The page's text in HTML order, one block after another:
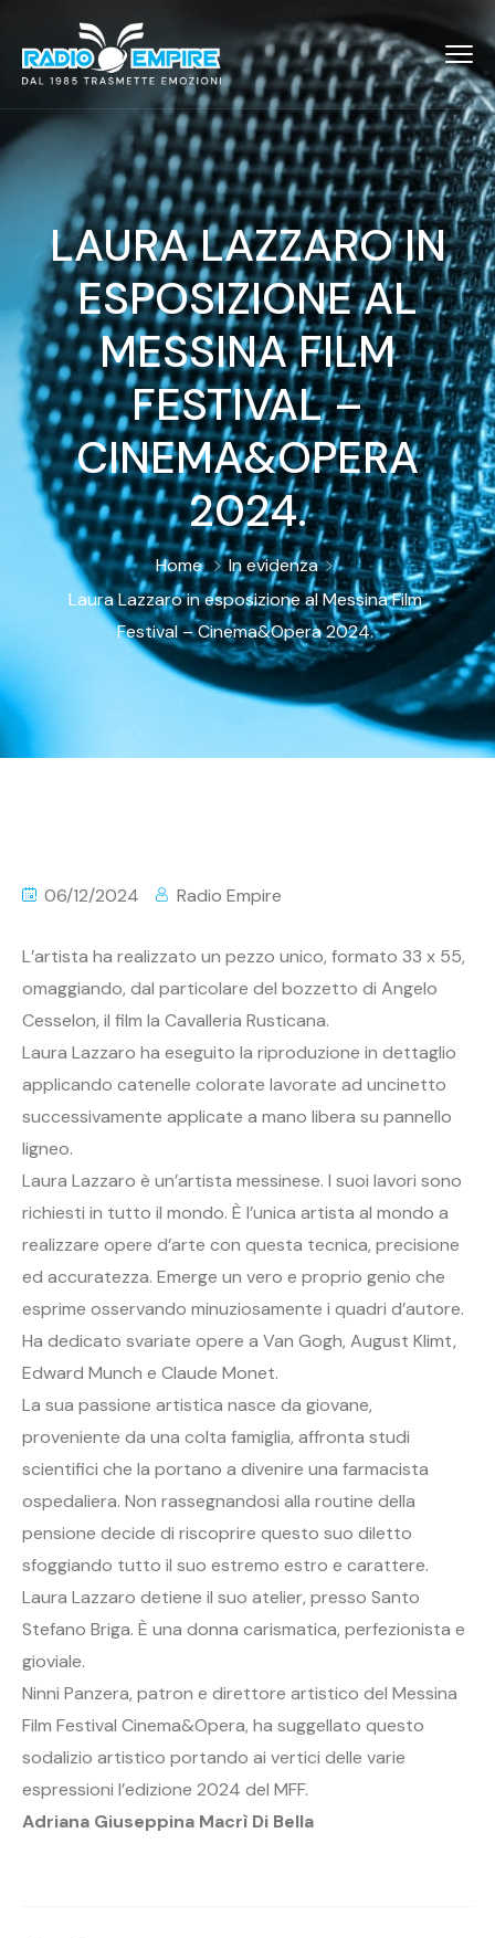
LAURA LAZZARO IN
ESPOSIZIONE AL
MESSINA FILM
FESTIVAL –
CINEMA&OPERA
2024.
Home
In evidenza
Laura Lazzaro in esposizione al Messina Film
Festival – Cinema&Opera 2024.
06/12/2024 Radio Empire
L’artista ha realizzato un pezzo unico, formato 33 x 55,
omaggiando, dal particolare del bozzetto di Angelo
Cesselon, il film la Cavalleria Rusticana.
Laura Lazzaro ha eseguito la riproduzione in dettaglio
applicando catenelle colorate lavorate ad uncinetto
successivamente applicate a mano libera su pannello
ligneo.
Laura Lazzaro è un’artista messinese. I suoi lavori sono
richiesti in tutto il mondo. È l’unica artista al mondo a
realizzare opere d’arte con questa tecnica, precisione
ed accuratezza. Emerge un vero e proprio genio che
esprime osservando minuziosamente i quadri d’autore.
Ha dedicato svariate opere a Van Gogh, August Klimt,
Edward Munch e Claude Monet.
La sua passione artistica nasce da giovane,
proveniente da una colta famiglia, affronta studi
scientifici che la portano a divenire una farmacista
ospedaliera. Non rassegnandosi alla routine della
pensione decide di riscoprire questo suo diletto
sfoggiando tutto il suo estremo estro e carattere.
Laura Lazzaro detiene il suo atelier, presso Santo
Stefano Briga. È una donna carismatica, perfezionista e
gioviale.
Ninni Panzera, patron e direttore artistico del Messina
Film Festival Cinema&Opera, ha suggellato questo
sodalizio artistico portando ai vertici delle varie
espressioni l’edizione 2024 del MFF.
Adriana Giuseppina Macrì Di Bella